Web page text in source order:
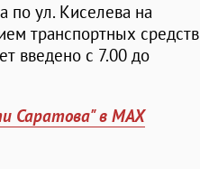
по ул. Киселева на
транспортных средств
введено с 7.00 до
Саратова" в MAX